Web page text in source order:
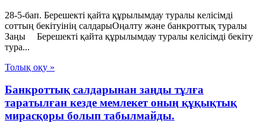
28-5-бап. Берешекті қайта құрылымдау туралы келісімді
соттың бекітуінің салдарыОңалту және банкроттық туралы
Заңы Берешекті қайта құрылымдау туралы келісімді бекіту
тура...
Толық оқу »
Банкроттық салдарынан заңды тұлға
таратылған кезде мемлекет оның құқықтық
мирасқоры болып табылмайды.